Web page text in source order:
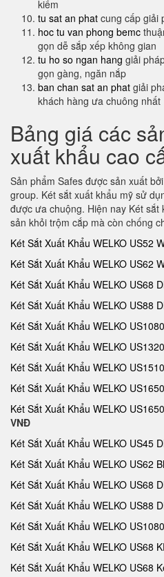
kiếm
tu sat an phat cung cấp giải
hoc tu van phong bemc
gọn dễ sắp xếp không gian
tu ho so ngan hang giải
gọn gàng, ngăn nắp
ban chan sat an phat giải
khách hàng ưa chuông nhất
Bảng giá các
xuất khẩu cao
Sản phẩm Safes được sản xuất
group. Két sắt xuất khẩu mỹ sử
được ưa chuộng. Hiện nay Két
sản khỏi trộm cắp mà còn chống
Két Sắt Xuất Khẩu WELKO US52
Két Sắt Xuất Khẩu WELKO US62
Két Sắt Xuất Khẩu WELKO US68
Két Sắt Xuất Khẩu WELKO US88
Két Sắt Xuất Khẩu WELKO
Két Sắt Xuất Khẩu WELKO
Két Sắt Xuất Khẩu WELKO
Két Sắt Xuất Khẩu WELKO
Két Sắt Xuất Khẩu WELKO
VNĐ
Két Sắt Xuất Khẩu WELKO US45
Két Sắt Xuất Khẩu WELKO US62
Két Sắt Xuất Khẩu WELKO US68
Két Sắt Xuất Khẩu WELKO US88
Két Sắt Xuất Khẩu WELKO
Két Sắt Xuất Khẩu WELKO US68
Két Sắt Xuất Khẩu WELKO US68